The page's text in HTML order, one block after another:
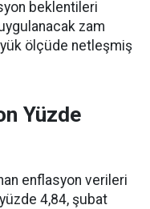
beklentileri
zam
ölçüde netleşmiş
Yüzde
enflasyon verileri
yüzde 4,84, şubat